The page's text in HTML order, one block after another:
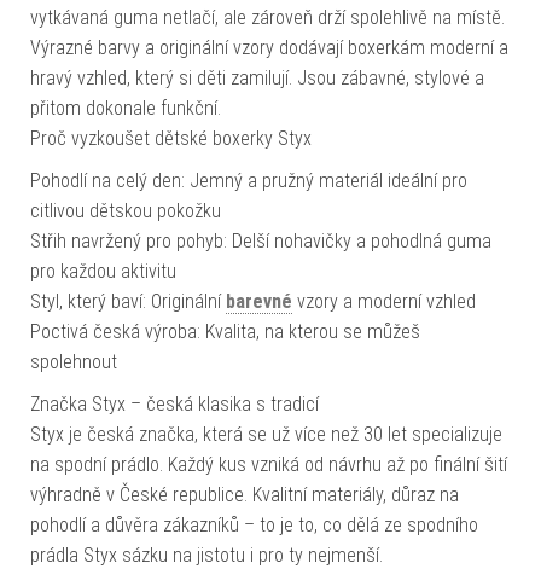
vytkávaná guma netlačí, ale zároveň drží spolehlivě na místě.
Výrazné barvy a originální vzory dodávají boxerkám moderní a
hravý vzhled, který si děti zamilují. Jsou zábavné, stylové a
přitom dokonale funkční.
Proč vyzkoušet dětské boxerky Styx
Pohodlí na celý den: Jemný a pružný materiál ideální pro
citlivou dětskou pokožku
Střih navržený pro pohyb: Delší nohavičky a pohodlná guma
pro každou aktivitu
Styl, který baví: Originální barevné vzory a moderní vzhled
Poctivá česká výroba: Kvalita, na kterou se můžeš
spolehnout
Značka Styx – česká klasika s tradicí
Styx je česká značka, která se už více než 30 let specializuje
na spodní prádlo. Každý kus vzniká od návrhu až po finální šití
výhradně v České republice. Kvalitní materiály, důraz na
pohodlí a důvěra zákazníků – to je to, co dělá ze spodního
prádla Styx sázku na jistotu i pro ty nejmenší.